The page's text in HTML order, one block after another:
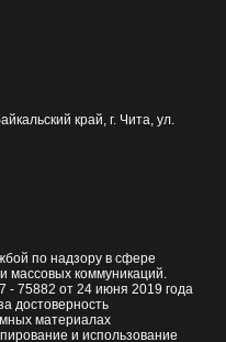
край, г. Чита, ул.
по надзору в сфере
массовых коммуникаций.
75882 от 24 июня 2019 года
достоверность
материалах
и использование